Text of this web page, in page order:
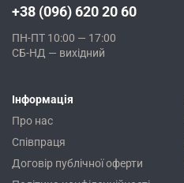
+38 (096) 620 20 60
ПН-ПТ 10:00 — 17:00
СБ-НД — вихідний
Інформація
Про нас
Співпраця
Договір публічної оферти